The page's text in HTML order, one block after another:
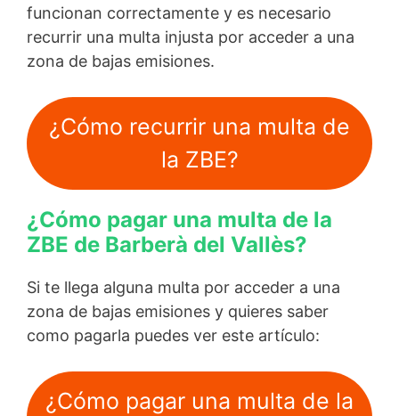
funcionan correctamente y es necesario
recurrir una multa injusta por acceder a una
zona de bajas emisiones.
¿Cómo recurrir una multa de
la ZBE?
¿Cómo pagar una multa de la
ZBE de Barberà del Vallès?
Si te llega alguna multa por acceder a una
zona de bajas emisiones y quieres saber
como pagarla puedes ver este artículo:
¿Cómo pagar una multa de la